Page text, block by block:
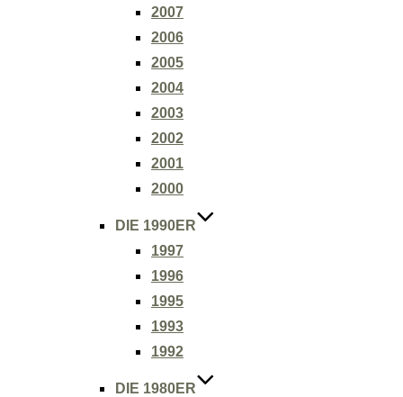
2007
2006
2005
2004
2003
2002
2001
2000
DIE 1990ER
1997
1996
1995
1993
1992
DIE 1980ER